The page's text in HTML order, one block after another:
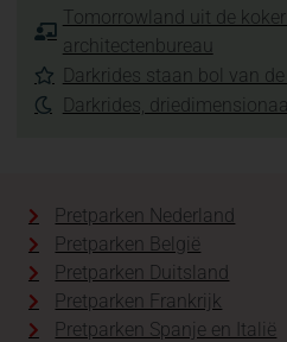
Tomorrowland uit de
architectenbureau
Darkrides staan bol van
Darkrides,
Pretparken Nederland
Pretparken België
Pretparken Duitsland
Pretparken Frankrijk
Pretparken Spanje en Italië